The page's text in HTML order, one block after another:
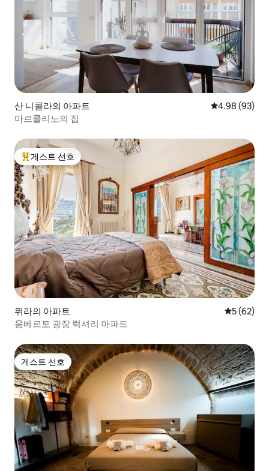
산 니콜라의 아파트 평점 4.98점(5
4.98 (93)
마르콜리노의 집
상위 게스트 선호
게스트 선호
뮈라의 아파트 평점 5점(5
5 (62)
움베르토 광장 럭셔리 아파트
게스트 선호
게스트 선호